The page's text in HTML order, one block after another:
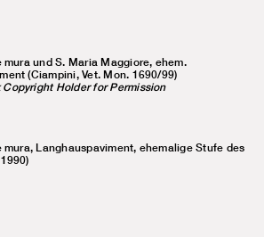
mura und S. Maria Maggiore, ehem.
(Ciampini, Vet. Mon. 1690/99)
Holder for Permission
mura, Langhauspaviment, ehemalige Stufe des